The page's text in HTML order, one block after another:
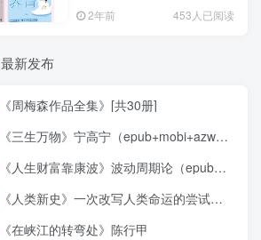
2年前 453人已阅读
最新发布
《周梅森作品全集》[共30册]
《三生万物》宁高宁（epub+mobi+azw3+pdf）
《人生财富靠康波》波动周期论（epub+mobi+azw3+pdf）
《人类新史》一次改写人类命运的尝试（epub+mobi+azw3+pdf）
《在峡江的转弯处》陈行甲